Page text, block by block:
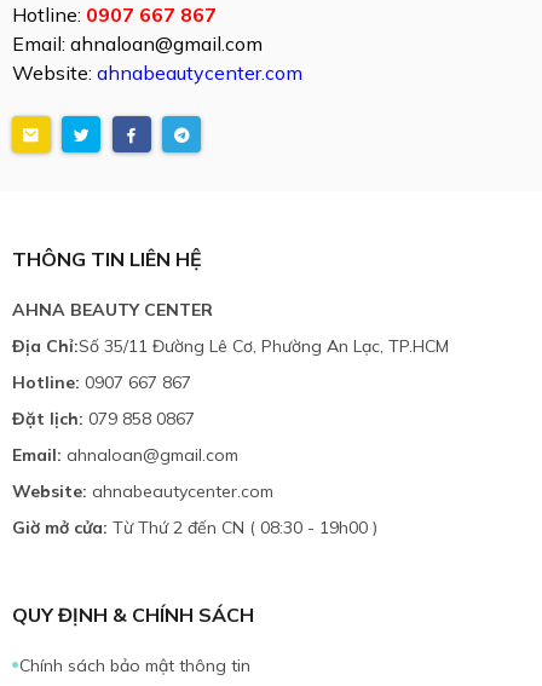
Hotline: 0907 667 867
Email: ahnaloan@gmail.com
Website: ahnabeautycenter.com
THÔNG TIN LIÊN HỆ
AHNA BEAUTY CENTER
Địa Chỉ:Số 35/11 Đường Lê Cơ, Phường An Lạc, TP.HCM
Hotline: 0907 667 867
Đặt lịch: 079 858 0867
Email: ahnaloan@gmail.com
Website: ahnabeautycenter.com
Giờ mở cửa: Từ Thứ 2 đến CN ( 08:30 - 19h00 )
QUY ĐỊNH & CHÍNH SÁCH
Chính sách bảo mật thông tin